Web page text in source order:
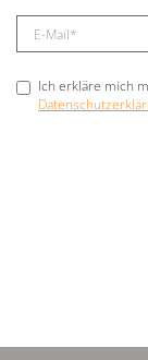
Ich erkläre mich